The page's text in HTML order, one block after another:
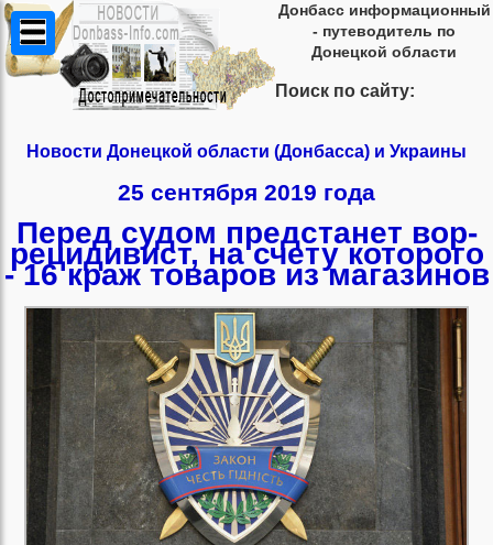
Донбасс информационный
- путеводитель по
Донецкой области
Поиск по сайту:
Новости Донецкой области (Донбасса) и Украины
25 сентября 2019 года
Перед судом предстанет вор-
рецидивист, на счету которого
- 16 краж товаров из магазинов